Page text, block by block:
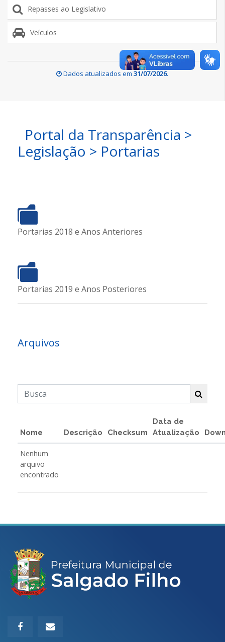
Repasses ao Legislativo
Veículos
Dados atualizados em 31/07/2026.
Portal da Transparência >
Legislação > Portarias
Portarias 2018 e Anos Anteriores
Portarias 2019 e Anos Posteriores
Arquivos
Nome Descrição Checksum
Data de
Atualização
Nenhum
arquivo
encontrado